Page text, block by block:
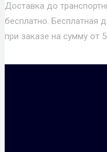
Доставка до
бесплатно. Бесплатная
при заказе на сумму от